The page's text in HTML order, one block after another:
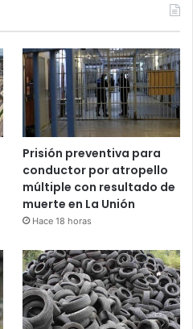
Prisión preventiva para
conductor por atropello
múltiple con resultado de
muerte en La Unión
Hace 18 horas